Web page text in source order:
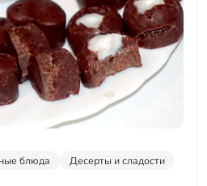
блюда
Десерты и сладости